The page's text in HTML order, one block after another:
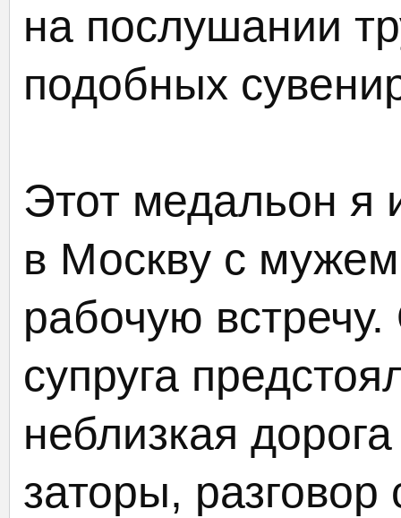
на послушании
подобных
Этот медальон я
в Москву с
рабочую
супруга
неблизкая
заторы,